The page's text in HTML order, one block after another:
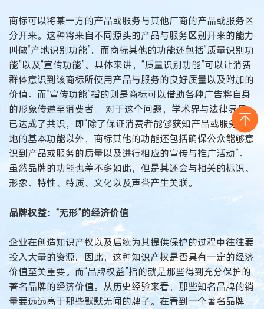
商标可以将某一方的产品或服务与其他厂商的产品或服务区
分开来。这种将来自不同源头的产品与服务区别开来的能力
叫做“产地识别功能”。而商标其他的功能还包括“质量识别功
能”以及“宣传功能”。具体来讲，“质量识别功能”可以让消费
群体意识到该商标所使用产品与服务的良好质量以及附加的
价值。而“宣传功能”指的则是商标可以借助各种广告将自身
的形象传递至消费者。 对于这个问题，学术界与法律界早
已达成了共识，即“除了保证消费者能够获知产品或服务产
地的基本功能以外，商标其他的功能还包括确保公众能够意
识到产品或服务的质量以及进行相应的宣传与推广活动”。
虽然品牌的功能也差不多如此，但是其还会与相关的标识、
形象、特性、特质、文化以及声誉产生关联。
品牌权益：“无形”的经济价值
企业在创造知识产权以及后续为其提供保护的过程中往往要
投入大量的资源。因此，这种知识产权是否具有一定的经济
价值至关重要。而“品牌权益”指的就是那些得到充分保护的
著名品牌的经济价值。从历史经验来看，那些知名品牌的销
量要远远高于那些默默无闻的牌子。在看到一个著名品牌